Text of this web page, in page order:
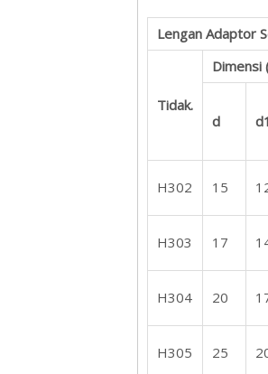
Lengan Adaptor
Tidak.
Dimensi
d d1
H302 15
H303 17
H304 20
H305 25